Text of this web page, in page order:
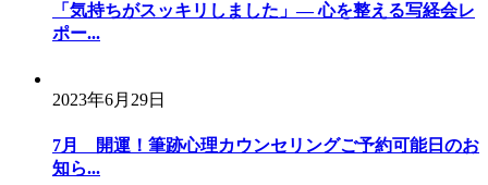
「気持ちがスッキリしました」— 心を整える写経会レ
ポー...
2023年6月29日
7月 開運！筆跡心理カウンセリングご予約可能日のお
知ら...